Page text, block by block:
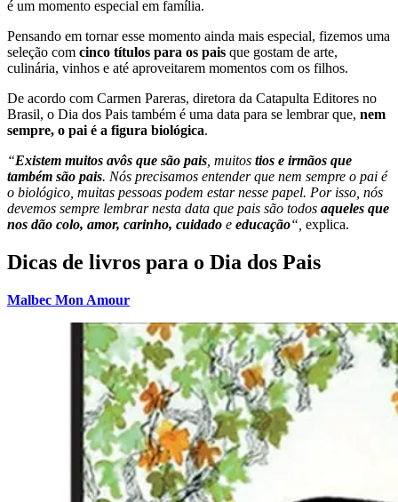
é um momento especial em família.
Pensando em tornar esse momento ainda mais especial, fizemos uma
seleção com cinco títulos para os pais que gostam de arte,
culinária, vinhos e até aproveitarem momentos com os filhos.
De acordo com Carmen Pareras, diretora da Catapulta Editores no
Brasil, o Dia dos Pais também é uma data para se lembrar que, nem
sempre, o pai é a figura biológica.
“Existem muitos avôs que são pais , muitos tios e irmãos que
também são pais. Nós precisamos entender que nem sempre o pai é
o biológico, muitas pessoas podem estar nesse papel. Por isso, nós
devemos sempre lembrar nesta data que pais são todos aqueles que
nos dão colo, amor, carinho, cuidado e educação“, explica.
Dicas de livros para o Dia dos Pais
Malbec Mon Amour